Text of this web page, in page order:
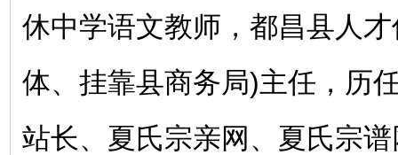
休中学语文教师，都昌县人
体、挂靠县商务局)主任，历
站长、夏氏宗亲网、夏氏宗